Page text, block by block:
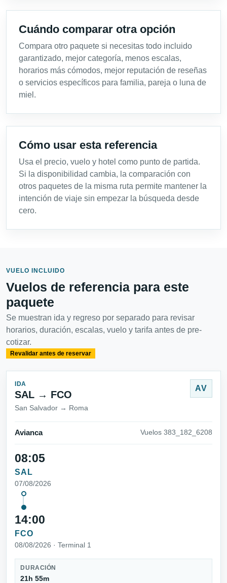
Cuándo comparar otra opción
Compara otro paquete si necesitas todo incluido
garantizado, mejor categoría, menos escalas,
horarios más cómodos, mejor reputación de reseñas
o servicios específicos para familia, pareja o luna de
miel.
Cómo usar esta referencia
Usa el precio, vuelo y hotel como punto de partida.
Si la disponibilidad cambia, la comparación con
otros paquetes de la misma ruta permite mantener la
intención de viaje sin empezar la búsqueda desde
cero.
VUELO INCLUIDO
Vuelos de referencia para este
paquete
Se muestran ida y regreso por separado para revisar
horarios, duración, escalas, vuelo y tarifa antes de pre-
cotizar.
Revalidar antes de reservar
IDA
SAL → FCO
San Salvador → Roma
AV
Avianca Vuelos 383_182_6208
08:05
SAL
07/08/2026
14:00
FCO
08/08/2026 · Terminal 1
DURACIÓN
21h 55m